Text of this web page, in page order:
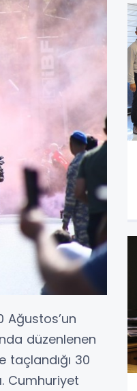
Ağustos’un
düzenlenen
taçlandığı 30
Cumhuriyet